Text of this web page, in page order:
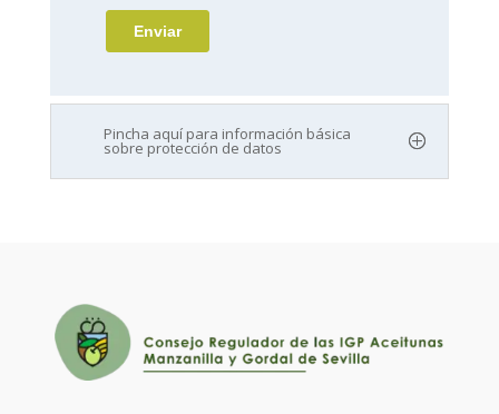
Pincha aquí para información básica
sobre protección de datos